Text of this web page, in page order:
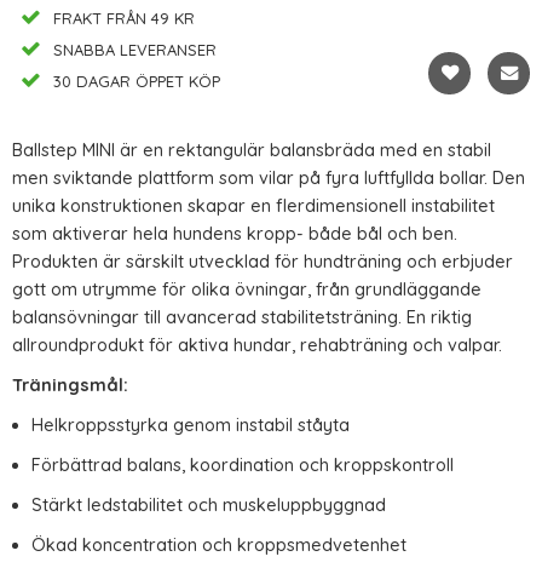
FRAKT FRÅN 49 KR
SNABBA LEVERANSER
30 DAGAR ÖPPET KÖP
Ballstep MINI är en rektangulär balansbräda med en stabil
men sviktande plattform som vilar på fyra luftfyllda bollar. Den
unika konstruktionen skapar en flerdimensionell instabilitet
som aktiverar hela hundens kropp- både bål och ben.
Produkten är särskilt utvecklad för hundträning och erbjuder
gott om utrymme för olika övningar, från grundläggande
balansövningar till avancerad stabilitetsträning. En riktig
allroundprodukt för aktiva hundar, rehabträning och valpar.
Träningsmål:
Helkroppsstyrka genom instabil ståyta
Förbättrad balans, koordination och kroppskontroll
Stärkt ledstabilitet och muskeluppbyggnad
Ökad koncentration och kroppsmedvetenhet